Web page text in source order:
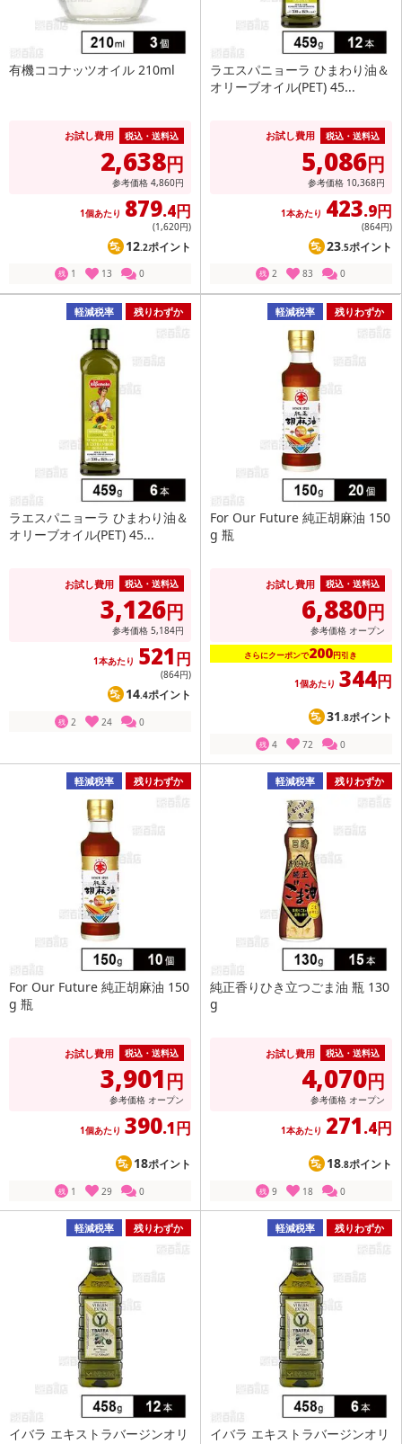
有機ココナッツオイル 210ml
お試し費用 税込・送料込
2,638円
参考価格 4,860円
1個あたり 879.4円
(1,620円)
12.2ポイント
残 1 13 0
ラエスパニョーラ ひまわり油＆
オリーブオイル(PET) 45...
お試し費用 税込・送料込
5,086円
参考価格 10,368円
1本あたり 423.9円
(864円)
23.5ポイント
残 2 83 0
軽減税率 残りわずか
ラエスパニョーラ ひまわり油＆
オリーブオイル(PET) 45...
お試し費用 税込・送料込
3,126円
参考価格 5,184円
1本あたり 521円
(864円)
14.4ポイント
残 2 24 0
軽減税率 残りわずか
For Our Future 純正胡麻油 150
g 瓶
お試し費用 税込・送料込
6,880円
参考価格 オープン
さらにクーポンで200円引き
1個あたり 344円
31.8ポイント
残 4 72 0
軽減税率 残りわずか
For Our Future 純正胡麻油 150
g 瓶
お試し費用 税込・送料込
3,901円
参考価格 オープン
1個あたり 390.1円
18ポイント
残 1 29 0
軽減税率 残りわずか
純正香りひき立つごま油 瓶 130
g
お試し費用 税込・送料込
4,070円
参考価格 オープン
1本あたり 271.4円
18.8ポイント
残 9 18 0
軽減税率 残りわずか
イバラ エキストラバージンオリ
軽減税率 残りわずか
イバラ エキストラバージンオリ